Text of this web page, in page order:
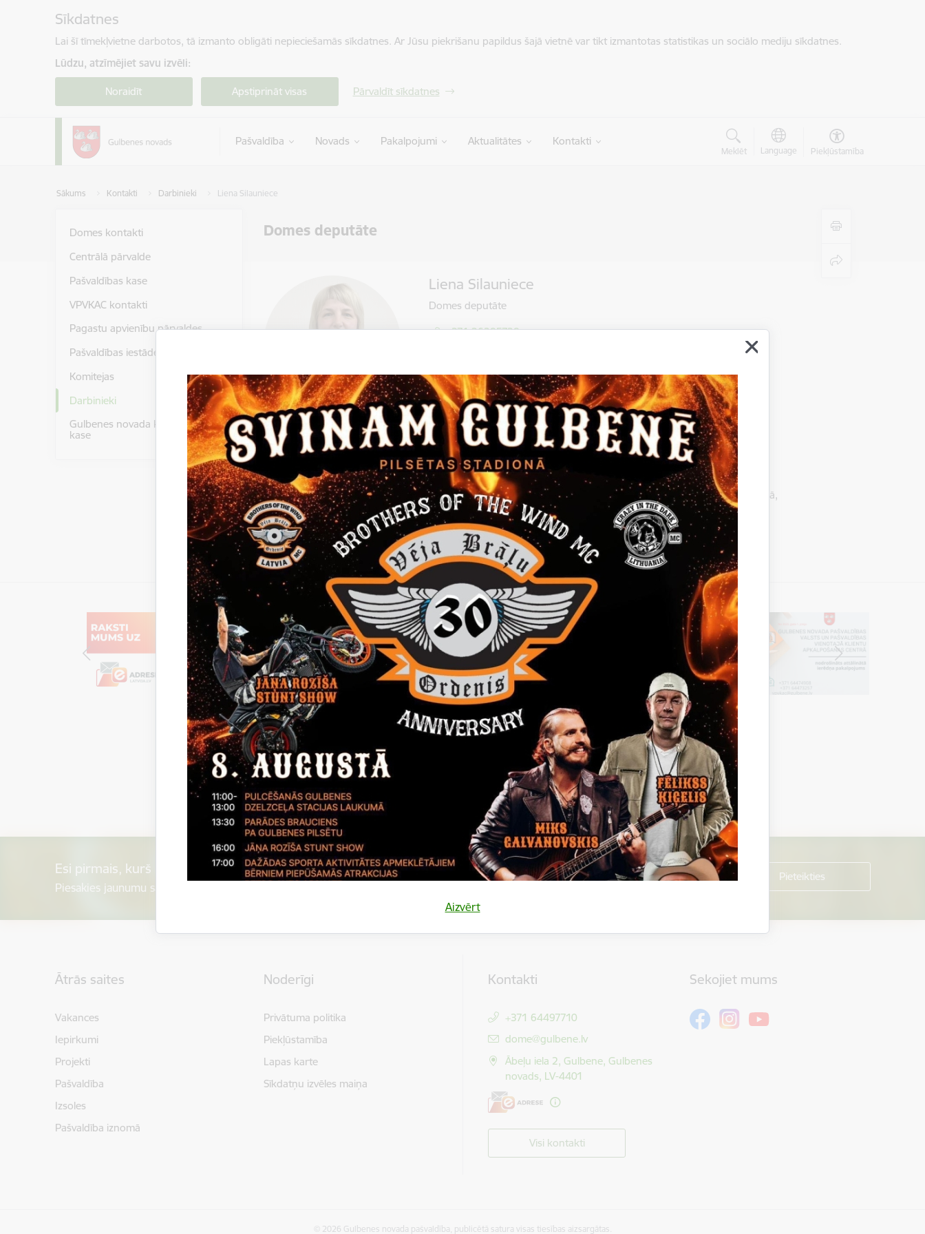
Sīkdatnes
Lai šī tīmekļvietne darbotos, tā izmanto obligāti nepieciešamās sīkdatnes. Ar Jūsu piekrišanu papildus šajā vietnē var tikt izmantotas statistikas un sociālo mediju sīkdatnes.
Lūdzu, atzīmējiet savu izvēli:
Noraidīt Apstiprināt visas Pārvaldīt sīkdatnes
Pašvaldība Novads Pakalpojumi Aktualitātes Kontakti
Meklēt Language Piekļūstamība
Sākums Kontakti Darbinieki Liena Silauniece
Domes deputāte
Aizvērt
Domes kontakti
Centrālā pārvalde
Pašvaldības kase
VPVKAC kontakti
Pagastu apvienību pārvaldes
Pašvaldības iestādes
Komitejas
Darbinieki
Gulbenes novada kultūras centra
kase
Liena Silauniece
Domes deputāte
+371 26385738
Partija "Latvijas attīstībai"
Izglītības, kultūras un sporta jautājumu komitejas locekle
Iedzīvotāju pieņemšana:
mēneša pirmā un trešā otrdienā no plkst.13.00 - 17.00 Gulbenes novada vidusskolā,
Skolas ielā 12, Gulbenē.
Vai šī informācija bija noderīga?
Sniegt atsauksmi
Esi pirmais, kurš uzzina!
Piesakies jaunumu saņemšanai savā e-pastā.
Ātrās saites
Vakances
Iepirkumi
Projekti
Pašvaldība
Izsoles
Pašvaldība iznomā
Noderīgi
Privātuma politika
Piekļūstamība
Lapas karte
Sīkdatņu izvēles maiņa
Kontakti
+371 64497710
E-pasts:
dome@gulbene.lv
Ābeļu iela 2, Gulbene, Gulbenes
novads, LV-4401
Visi kontakti
Sekojiet mums
© 2026 Gulbenes novada pašvaldība, publicētā satura visas tiesības aizsargātas.